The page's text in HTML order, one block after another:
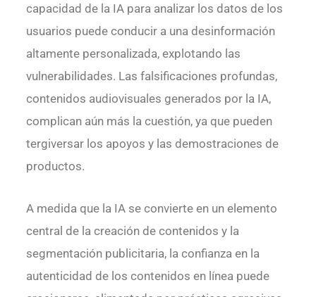
capacidad de la IA para analizar los datos de los
usuarios puede conducir a una desinformación
altamente personalizada, explotando las
vulnerabilidades. Las falsificaciones profundas,
contenidos audiovisuales generados por la IA,
complican aún más la cuestión, ya que pueden
tergiversar los apoyos y las demostraciones de
productos.
A medida que la IA se convierte en un elemento
central de la creación de contenidos y la
segmentación publicitaria, la confianza en la
autenticidad de los contenidos en línea puede